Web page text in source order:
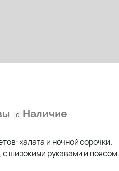
0 Наличие
халата и ночной сорочки.
широкими рукавами и поясом.